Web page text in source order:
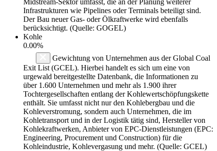
Infrastrukturen wie Pipelines oder Terminals beteiligt sind.
Der Bau neuer Gas- oder Ölkraftwerke wird ebenfalls
berücksichtigt. (Quelle: GOGEL)
Kohle
0.00%
Gewichtung von Unternehmen aus der Global Coal
Exit List (GCEL). Hierbei handelt es sich um eine von
urgewald bereitgestellte Datenbank, die Informationen zu
über 1.600 Unternehmen und mehr als 1.900 ihrer
Tochtergesellschaften entlang der Kohlewertschöpfungskette
enthält. Sie umfasst nicht nur den Kohlebergbau und die
Kohleverstromung, sondern auch Unternehmen, die im
Kohletransport und in der Logistik tätig sind, Hersteller von
Kohlekraftwerken, Anbieter von EPC-Dienstleistungen (EPC:
Engineering, Procurement und Construction) für die
Kohleindustrie, Kohlevergasung und mehr. (Quelle: GCEL)